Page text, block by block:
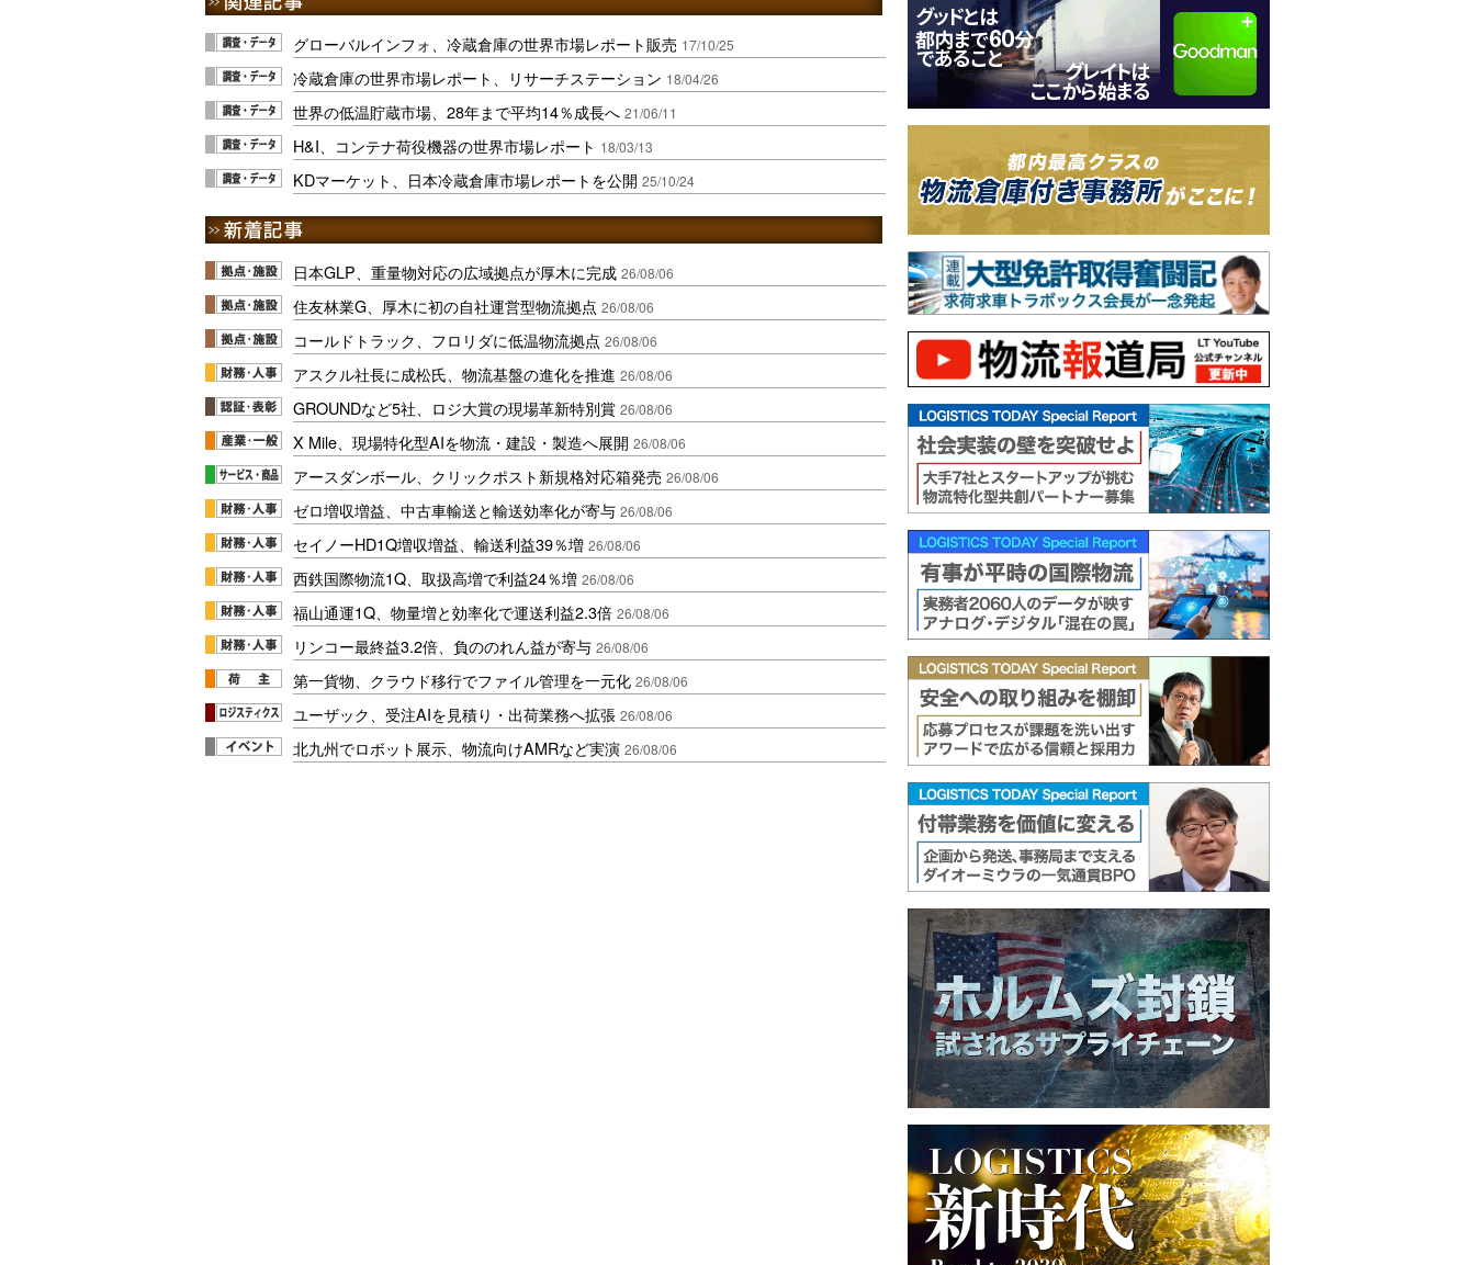
グローバルインフォ、冷蔵倉庫の世界市場レポート販売 17/10/25
冷蔵倉庫の世界市場レポート、リサーチステーション 18/04/26
世界の低温貯蔵市場、28年まで平均14％成長へ 21/06/11
H&I、コンテナ荷役機器の世界市場レポート 18/03/13
KDマーケット、日本冷蔵倉庫市場レポートを公開 25/10/24
日本GLP、重量物対応の広域拠点が厚木に完成 26/08/06
住友林業G、厚木に初の自社運営型物流拠点 26/08/06
コールドトラック、フロリダに低温物流拠点 26/08/06
アスクル社長に成松氏、物流基盤の進化を推進 26/08/06
GROUNDなど5社、ロジ大賞の現場革新特別賞 26/08/06
X Mile、現場特化型AIを物流・建設・製造へ展開 26/08/06
アースダンボール、クリックポスト新規格対応箱発売 26/08/06
ゼロ増収増益、中古車輸送と輸送効率化が寄与 26/08/06
セイノーHD1Q増収増益、輸送利益39％増 26/08/06
西鉄国際物流1Q、取扱高増で利益24％増 26/08/06
福山通運1Q、物量増と効率化で運送利益2.3倍 26/08/06
リンコー最終益3.2倍、負ののれん益が寄与 26/08/06
第一貨物、クラウド移行でファイル管理を一元化 26/08/06
ユーザック、受注AIを見積り・出荷業務へ拡張 26/08/06
北九州でロボット展示、物流向けAMRなど実演 26/08/06